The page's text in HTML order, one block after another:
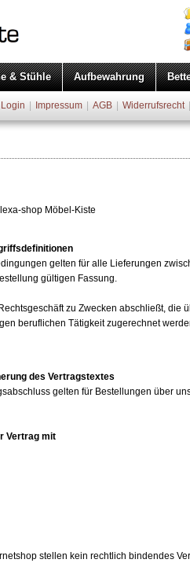
& Stühle Aufbewahrung
Login Impressum AGB Widerrufsrecht
shop Möbel-Kiste
gelten für alle Lieferungen
gültigen Fassung.
zu Zwecken abschließt, die
beruflichen Tätigkeit zugerechnet
des Vertragstextes
gelten für Bestellungen über
Vertrag mit
stellen kein rechtlich bindendes